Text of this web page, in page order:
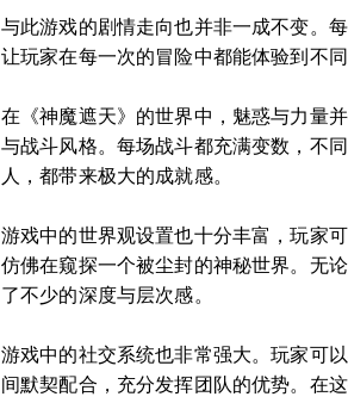
与此游戏的剧情走向也并非一成不变。
让玩家在每一次的冒险中都能体验到不
在《神魔遮天》的世界中，魅惑与力量
与战斗风格。每场战斗都充满变数，不
人，都带来极大的成就感。
游戏中的世界观设置也十分丰富，玩家
仿佛在窥探一个被尘封的神秘世界。无
了不少的深度与层次感。
游戏中的社交系统也非常强大。玩家可
间默契配合，充分发挥团队的优势。在